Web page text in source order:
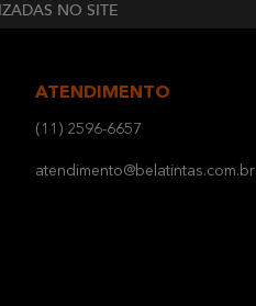
NO SITE
ATENDIMENTO
(11) 2596-6657
atendimento@belatintas.com.br